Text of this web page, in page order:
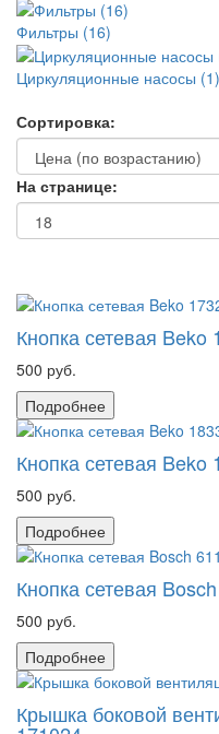
Фильтры (16)
Циркуляционные насосы (1)
Сортировка:
На странице:
Кнопка сетевая Beko
500 руб.
Подробнее
Кнопка сетевая Beko
500 руб.
Подробнее
Кнопка сетевая
500 руб.
Подробнее
Крышка боковой